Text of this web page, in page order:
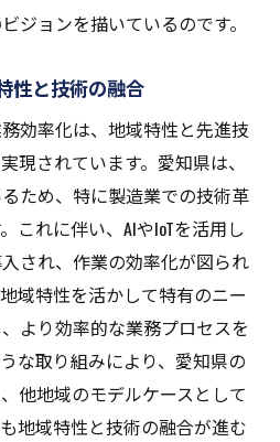
ジョンを描いているのです。
性と技術の融合
効率化は、地域特性と先進技
現されています。愛知県は、
ため、特に製造業での技術革
これに伴い、AIやIoTを活用し
され、作業の効率化が図られ
域特性を活かして特有のニー
より効率的な業務プロセスを
な取り組みにより、愛知県の
他地域のモデルケースとして
地域特性と技術の融合が進む